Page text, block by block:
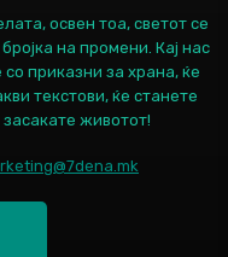
освен тоа, светот се
на промени. Кај нас
со приказни за храна, ќе
текстови, ќе станете
животот!